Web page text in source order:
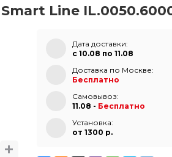
Line
Дата доставки:
с 10.08 по 11.08
Доставка по Москве:
Бесплатно
Самовывоз:
11.08 - Бесплатно
Установка:
от 1300 p.